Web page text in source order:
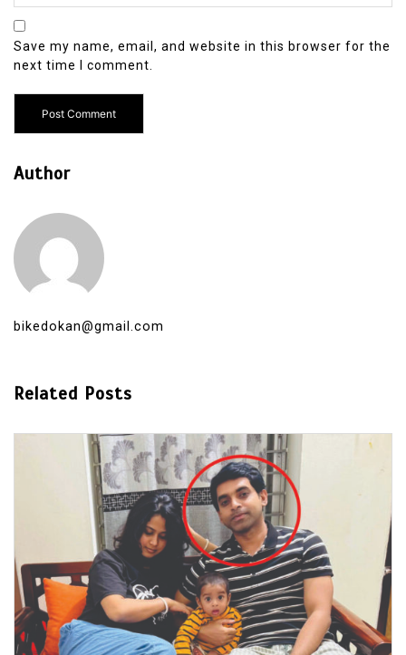
Save my name, email, and website in this browser for the
next time I comment.
Author
bikedokan@gmail.com
Related Posts